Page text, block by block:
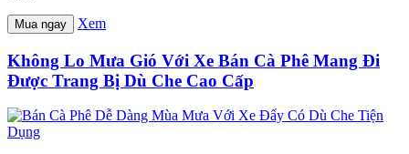
Mua ngay Xem
Không Lo Mưa Gió Với Xe Bán Cà Phê Mang Đi
Được Trang Bị Dù Che Cao Cấp